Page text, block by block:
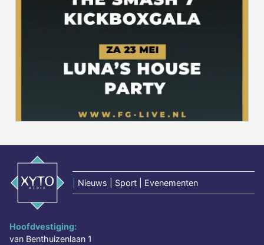
Nieuws | Sport | Evenementen
Hoofdvestiging:
van Benthuizenlaan 1